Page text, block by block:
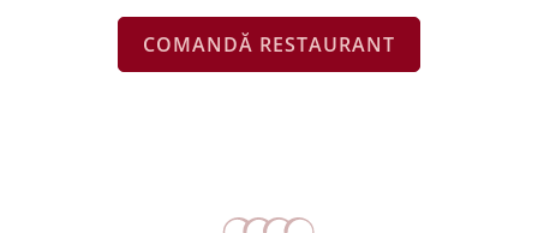
COMANDĂ RESTAURANT